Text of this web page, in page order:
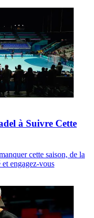
à Suivre Cette
cette saison, de la
engagez-vous